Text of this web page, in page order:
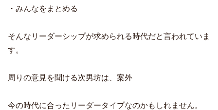
・みんなをまとめる
そんなリーダーシップが求められる時代だと言われていま
す。
周りの意見を聞ける次男坊は、案外
今の時代に合ったリーダータイプなのかもしれません。